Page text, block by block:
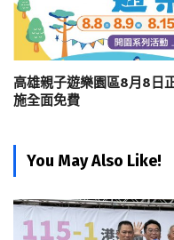
高雄親子遊樂園區8月8日
施全面免費
You May Also Like!